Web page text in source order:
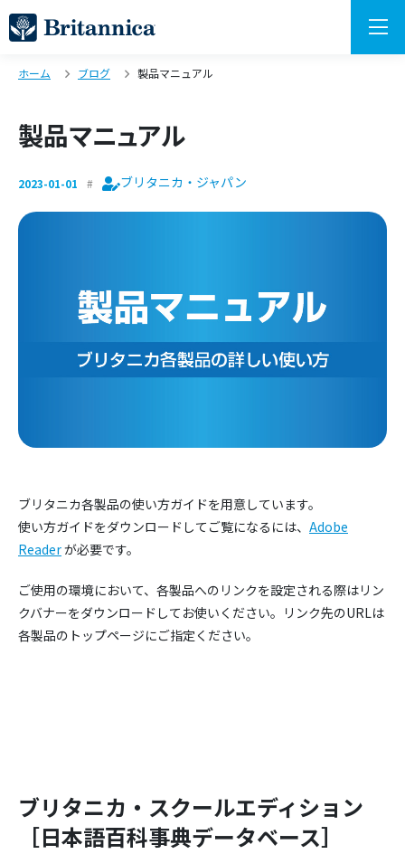
ホーム ブログ 製品マニュアル
製品マニュアル
2023-01-01 ブリタニカ・ジャパン
ブリタニカ各製品の使い方ガイドを用意しています。
使い方ガイドをダウンロードしてご覧になるには、 Adobe
Readerが必要です。
ご使用の環境において、各製品へのリンクを設定される際はリン
クバナーをダウンロードしてお使いください。リンク先のURLは
各製品のトップページにご指定ください。
ブリタニカ・スクールエディション
［日本語百科事典データベース］